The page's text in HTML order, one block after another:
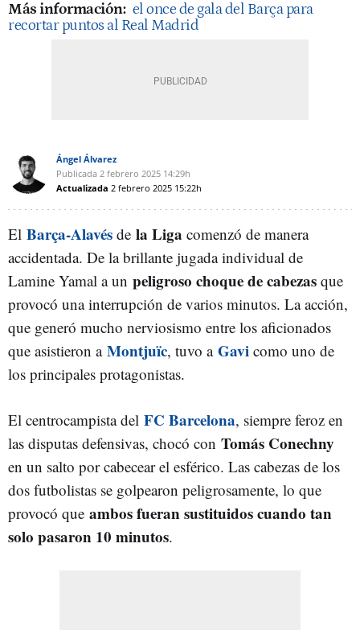
Más información: el once de gala del Barça para
recortar puntos al Real Madrid
Ángel Álvarez
Publicada 2 febrero 2025 14:29h
Actualizada 2 febrero 2025 15:22h
El Barça-Alavés de la Liga comenzó de manera
accidentada. De la brillante jugada individual de
Lamine Yamal a un peligroso choque de cabezas que
provocó una interrupción de varios minutos. La acción,
que generó mucho nerviosismo entre los aficionados
que asistieron a Montjuïc, tuvo a Gavi como uno de
los principales protagonistas.
El centrocampista del FC Barcelona, siempre feroz en
las disputas defensivas, chocó con Tomás Conechny
en un salto por cabecear el esférico. Las cabezas de los
dos futbolistas se golpearon peligrosamente, lo que
provocó que ambos fueran sustituidos cuando tan
solo pasaron 10 minutos.